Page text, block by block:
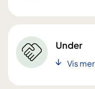
Under
Vis mer